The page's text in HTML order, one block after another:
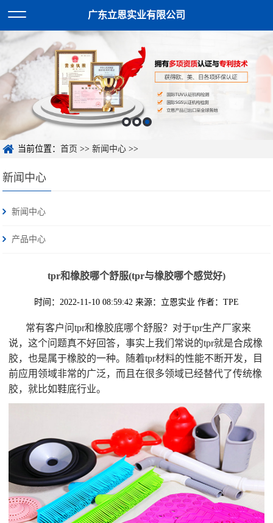
广东立恩实业有限公司
当前位置：首页 >>新闻中心 >>
新闻中心
新闻中心
产品中心
tpr和橡胶哪个舒服(tpr与橡胶哪个感觉好)
时间：2022-11-10 08:59:42 来源：立恩实业 作者：TPE
常有客户问tpr和橡胶底哪个舒服？对于tpr生产厂家来
说，这个问题真不好回答，事实上我们常说的tpr就是合成橡
胶，也是属于橡胶的一种。随着tpr材料的性能不断开发，目
前应用领域非常的广泛，而且在很多领域已经替代了传统橡
胶，就比如鞋底行业。